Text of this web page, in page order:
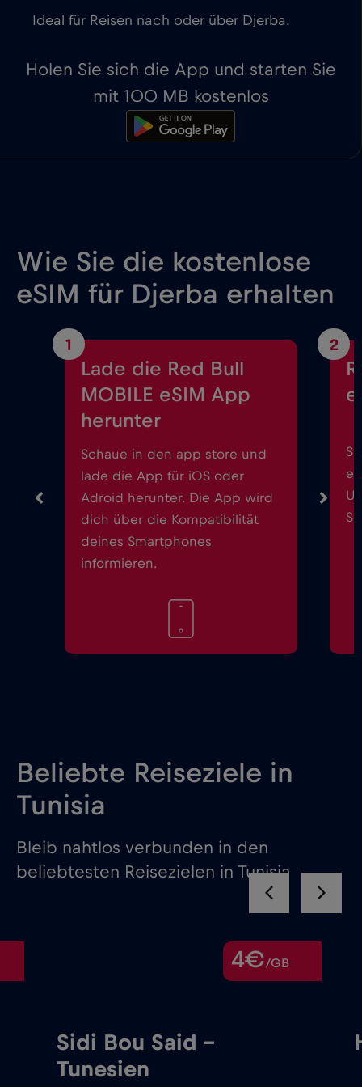
Ideal für Reisen nach oder über Djerba.
Holen Sie sich die App und starten Sie
mit 100 MB kostenlos
Wie Sie die kostenlose
eSIM für Djerba erhalten
1
Lade die Red Bull
MOBILE eSIM App
herunter
Schaue in den app store und
lade die App für iOS oder
Adroid herunter. Die App wird
dich über die Kompatibilität
deines Smartphones
informieren.
2
Beliebte Reiseziele in
Tunisia
Bleib nahtlos verbunden in den
beliebtesten Reisezielen in Tunisia
4€/GB
Sidi Bou Said –
Tunesien